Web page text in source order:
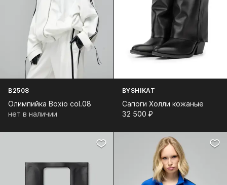
B2508
Олимпийка Boxio col.08
нет в наличии
BYSHIKAT
Cапоги Холли кожаные
32 500⁠ ⁠₽